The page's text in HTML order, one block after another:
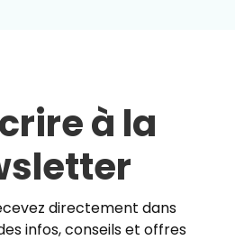
à la
directement dans
infos, conseils et offres